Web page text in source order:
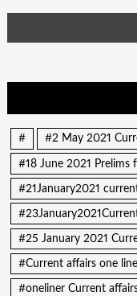
# #2 May 2021
#18 June 2021 Prelims
#21January2021
#25 January 2021
#Current affairs one
#oneliner Current